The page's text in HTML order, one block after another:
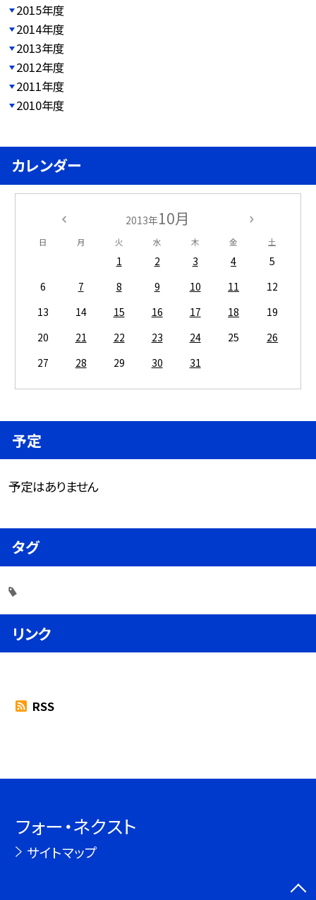
2015年度
2014年度
2013年度
2012年度
2011年度
2010年度
カレンダー
2013年10月
日 月 火 水 木 金 土
1 2 3 4
5
6
7 8 9 10 11
12
13
14 15 16 17 18
19
20
21 22 23 24 25
26
27
28 29 30 31
予定
予定はありません
タグ
リンク
RSS
フォー・ネクスト
サイトマップ